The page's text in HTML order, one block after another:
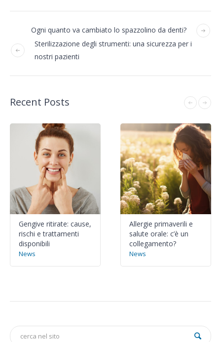
Ogni quanto va cambiato lo spazzolino da denti?
Sterilizzazione degli strumenti: una sicurezza per i
nostri pazienti
Recent Posts
Gengive ritirate: cause,
rischi e trattamenti
disponibili
News
Allergie primaverili e
salute orale: c’è un
collegamento?
News